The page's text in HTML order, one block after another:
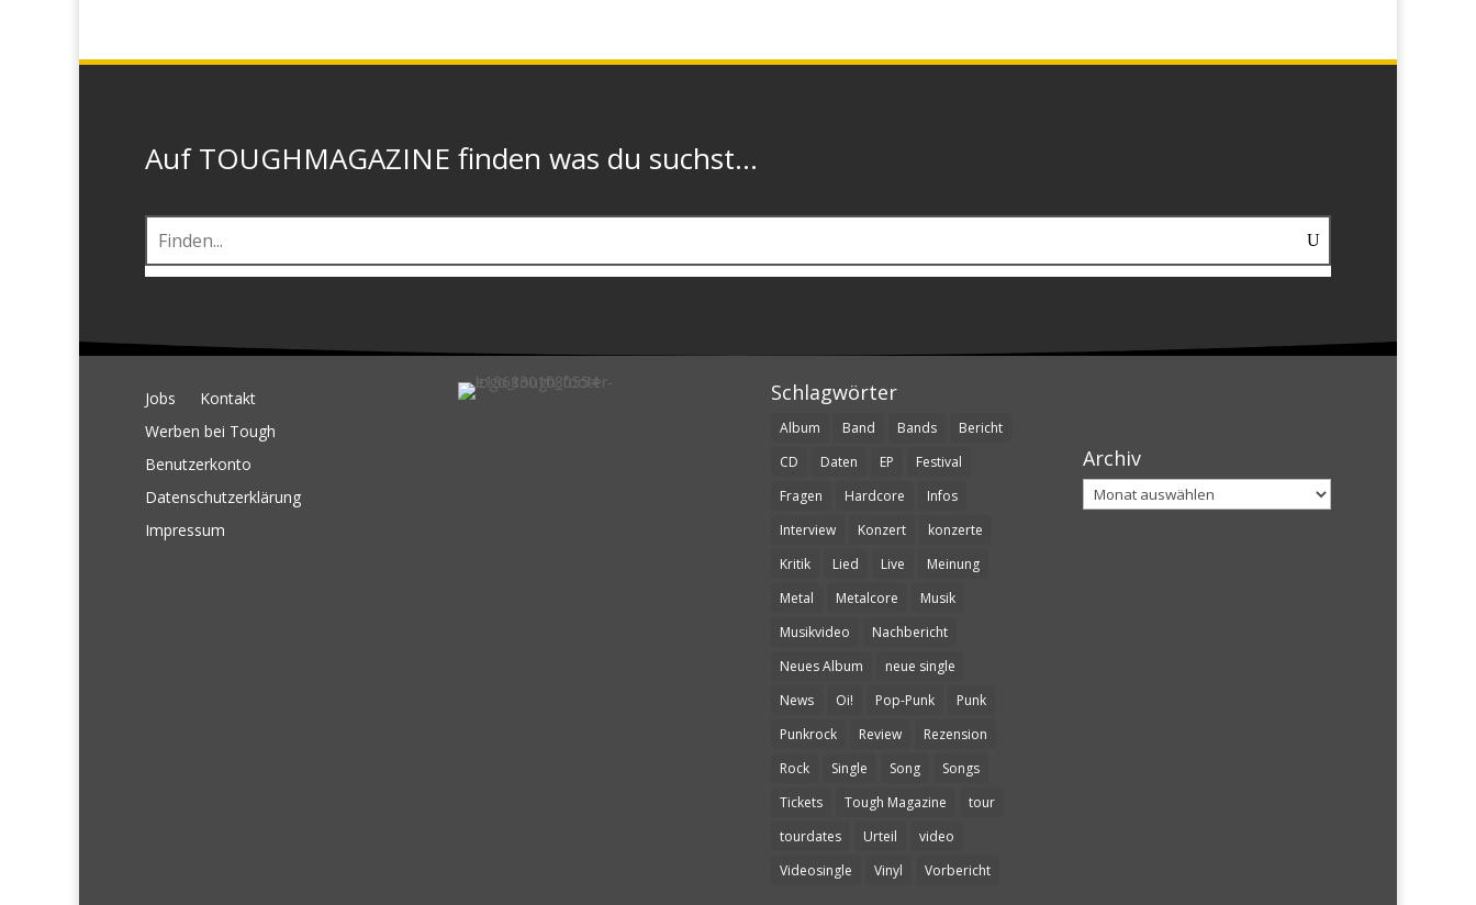
Auf TOUGHMAGAZINE finden was du suchst...
Jobs
Kontakt
Werben bei Tough
Benutzerkonto
Datenschutzerklärung
Impressum
Schlagwörter
Album Band Bands
Bericht
CD
Daten EP
Festival
Fragen
Hardcore
Infos
Interview
Konzert
konzerte
Kritik
Lied Live
Meinung
Metal
Metalcore
Musik
Musikvideo
Nachbericht
Neues Album
neue single
News
Oi! Pop-Punk
Punk
Punkrock
Review
Rezension
Rock
Single Song
Songs
Tickets
Tough Magazine
tour
tourdates
Urteil
video
Videosingle
Vinyl Vorbericht
Archiv
Archiv